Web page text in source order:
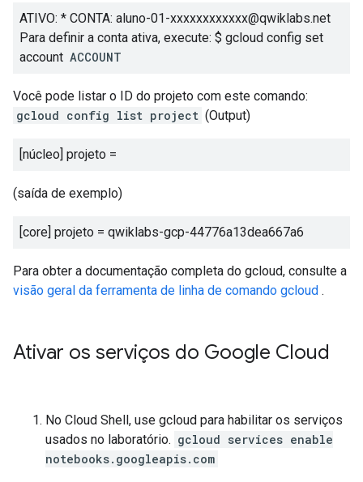
ATIVO: * CONTA: aluno-01-xxxxxxxxxxxx@qwiklabs.net
Para definir a conta ativa, execute: $ gcloud config set
account ACCOUNT
Você pode listar o ID do projeto com este comando:
gcloud config list project (Output)
[núcleo] projeto =
(saída de exemplo)
[core] projeto = qwiklabs-gcp-44776a13dea667a6
Para obter a documentação completa do gcloud, consulte a
visão geral da ferramenta de linha de comando gcloud .
Ativar os serviços do Google Cloud
No Cloud Shell, use gcloud para habilitar os serviços
usados ​​no laboratório. gcloud services enable
notebooks.googleapis.com